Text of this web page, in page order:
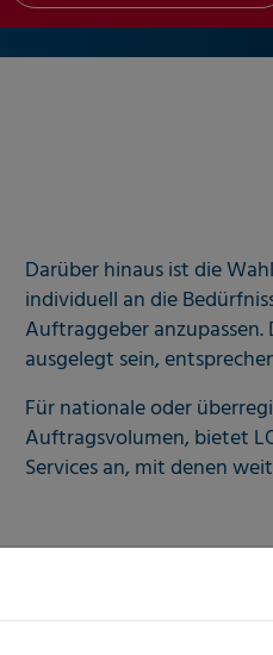
Darüber hinaus ist die
individuell an die
Auftraggeber
ausgelegt sein,
Für nationale oder
Auftragsvolumen, bietet
Services an, mit denen